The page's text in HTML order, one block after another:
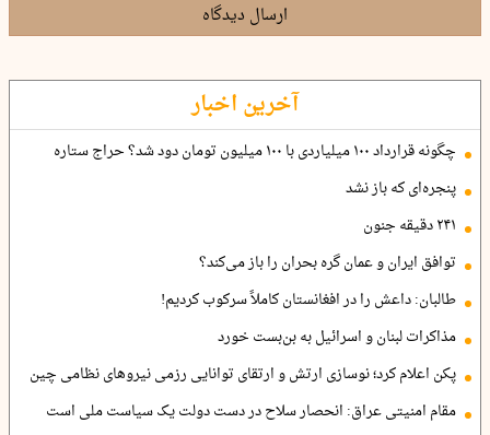
ارسال دیدگاه
آخرین اخبار
چگونه قرارداد ۱۰۰ میلیاردی با ۱۰۰ میلیون تومان دود شد؟ حراج ستاره
پنجره‌ای که باز نشد
۲۴۱ دقیقه جنون
توافق ایران و عمان گره بحران را باز می‌کند؟
طالبان: داعش را در افغانستان کاملاً سرکوب کردیم!
مذاکرات لبنان و اسرائیل به بن‌بست خورد
پکن اعلام کرد؛ نوسازی ارتش و ارتقای توانایی رزمی نیروهای نظامی چین
مقام امنیتی عراق: انحصار سلاح در دست دولت یک سیاست ملی است